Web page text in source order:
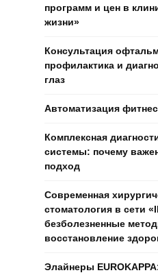
программ и цен в
жизни»
Консультация
профилактика и
глаз
Автоматизация
Комплексная
системы: почему
подход
Современная
стоматология в сети
безболезненные
восстановление
Элайнеры